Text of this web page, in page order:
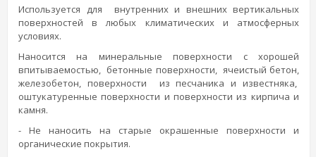
Используется для внутренних и внешних вертикальных
поверхностей в любых климатических и атмосферных
условиях.
Наносится на минеральные поверхности с хорошей
впитываемостью, бетонные поверхности, ячеистый бетон,
железобетон, поверхности из песчаника и известняка,
оштукатуренные поверхности и поверхности из кирпича и
камня.
- Не наносить на старые окрашенные поверхности и
органические покрытия.